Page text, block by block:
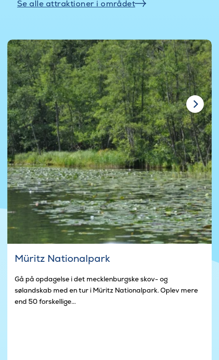
Se alle attraktioner i området
Müritz Nationalpark
Gå på opdagelse i det mecklenburgske skov- og
sølandskab med en tur i Müritz Nationalpark. Oplev mere
end 50 forskellige...